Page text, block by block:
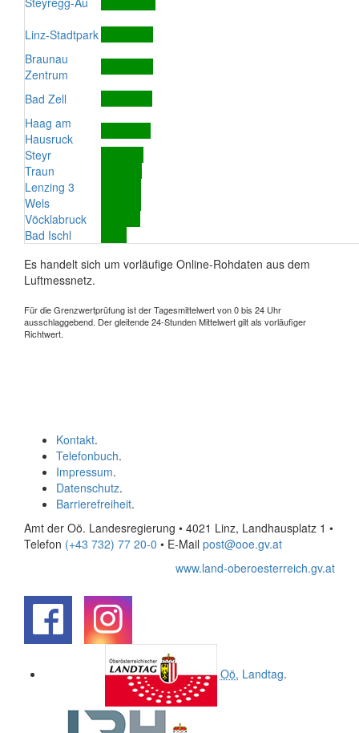
Linz-Stadtpark
Braunau
Zentrum
Bad Zell
Haag am
Hausruck
Steyr
Traun
Lenzing 3
Wels
Vöcklabruck
Bad Ischl
Es handelt sich um vorläufige Online-Rohdaten aus dem
Luftmessnetz.
Für die Grenzwertprüfung ist der Tagesmittelwert von 0 bis 24 Uhr
ausschlaggebend. Der gleitende 24-Stunden Mittelwert gilt als vorläufiger
Richtwert.
Kontakt.
Telefonbuch.
Impressum.
Datenschutz.
Barrierefreiheit.
Amt der Oö. Landesregierung • 4021 Linz, Landhausplatz 1 •
Telefon (+43 732) 77 20-0 • E-Mail post@ooe.gv.at
www.land-oberoesterreich.gv.at
Oö. Landtag.